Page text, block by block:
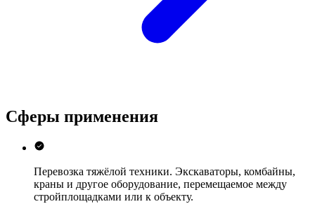
Сферы применения
Перевозка тяжёлой техники. Экскаваторы, комбайны,
краны и другое оборудование, перемещаемое между
стройплощадками или к объекту.